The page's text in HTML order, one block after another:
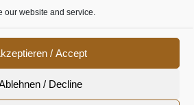
our website and service.
/ Accept
/ Decline